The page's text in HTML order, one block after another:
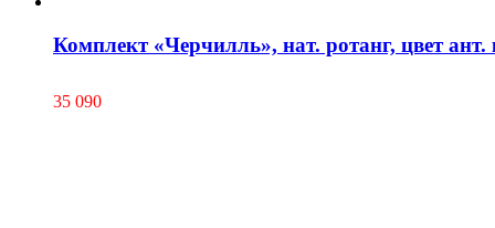
Комплект «Черчилль», нат. ротанг, цвет
35 090